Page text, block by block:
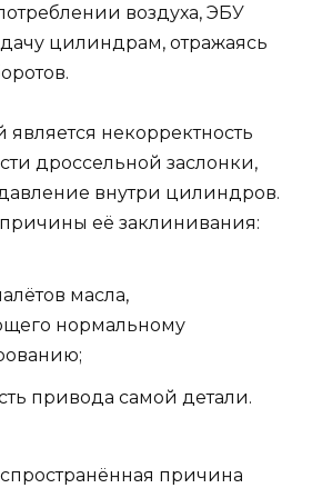
воздуха, ЭБУ
цилиндрам, отражаясь
некорректность
дроссельной заслонки,
внутри цилиндров.
её заклинивания:
масла,
нормальному
привода самой детали.
причина